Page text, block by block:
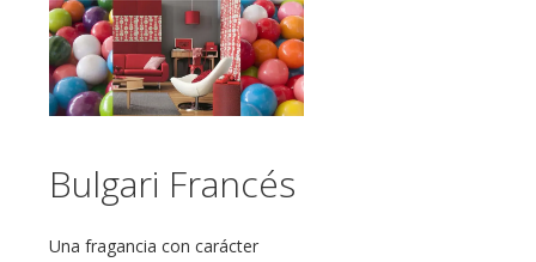
Bulgari Francés
Una fragancia con carácter